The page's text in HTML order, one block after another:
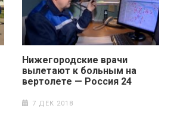
Нижегородские врачи
вылетают к больным на
вертолете — Россия 24
7 ДЕК 2018